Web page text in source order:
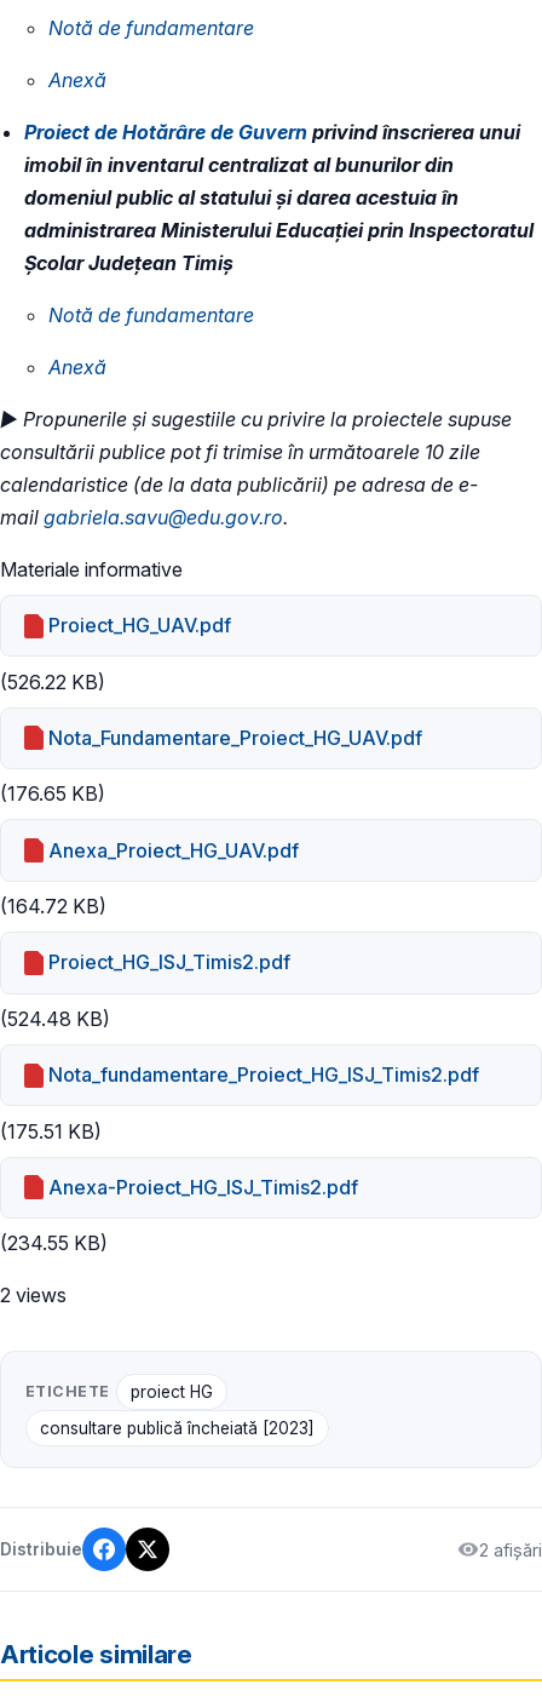
Notă de fundamentare
Anexă
Proiect de Hotărâre de Guvern privind înscrierea unui
imobil în inventarul centralizat al bunurilor din
domeniul public al statului și darea acestuia în
administrarea Ministerului Educației prin Inspectoratul
Școlar Județean Timiș
Notă de fundamentare
Anexă
► Propunerile și sugestiile cu privire la proiectele supuse
consultării publice pot fi trimise în următoarele 10 zile
calendaristice (de la data publicării) pe adresa de e-
mail gabriela.savu@edu.gov.ro.
Materiale informative
Proiect_HG_UAV.pdf
(526.22 KB)
Nota_Fundamentare_Proiect_HG_UAV.pdf
(176.65 KB)
Anexa_Proiect_HG_UAV.pdf
(164.72 KB)
Proiect_HG_ISJ_Timis2.pdf
(524.48 KB)
Nota_fundamentare_Proiect_HG_ISJ_Timis2.pdf
(175.51 KB)
Anexa-Proiect_HG_ISJ_Timis2.pdf
(234.55 KB)
2 views
ETICHETE
proiect HG
consultare publică încheiată [2023]
Distribuie 2 afișări
Articole similare